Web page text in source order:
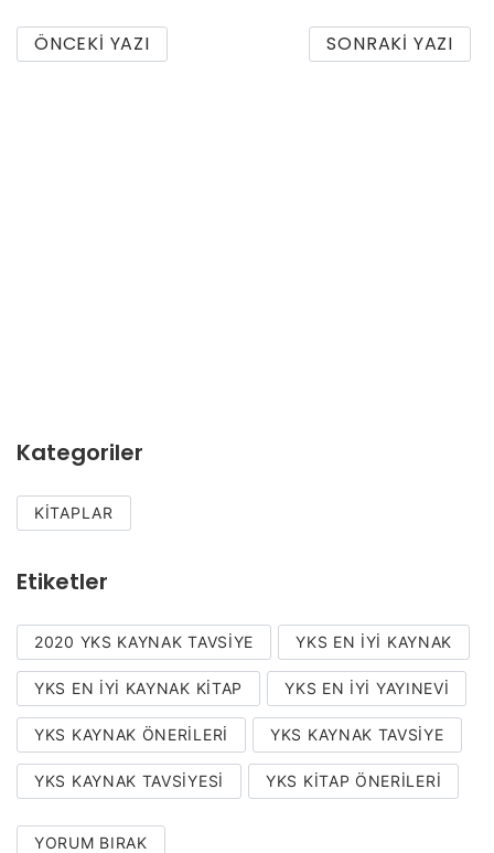
ÖNCEKI YAZI SONRAKI YAZI
Kategoriler
KITAPLAR
Etiketler
2020 YKS KAYNAK TAVSIYE YKS EN IYI KAYNAK
YKS EN IYI KAYNAK KITAP YKS EN IYI YAYINEVI
YKS KAYNAK ÖNERILERI YKS KAYNAK TAVSIYE
YKS KAYNAK TAVSIYESI YKS KITAP ÖNERILERI
YORUM BIRAK